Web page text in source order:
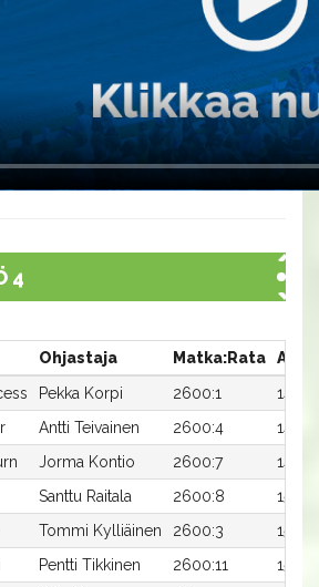
4
Ohjastaja Matka:Rata
Aika
Pekka Korpi 2600:1
14,1a
Antti Teivainen 2600:4
14,4a
Jorma Kontio 2600:7
14,7a
Santtu Raitala 2600:8
15,4a
Tommi Kylliäinen 2600:3
15,5a
Pentti Tikkinen 2600:11
15,5a